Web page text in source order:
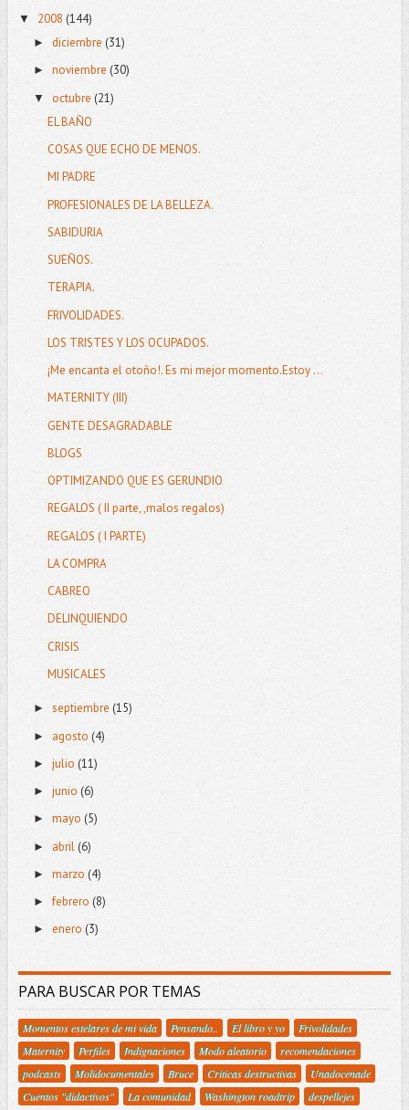
▼ 2008 (144)
► diciembre (31)
► noviembre (30)
▼ octubre (21)
EL BAÑO
COSAS QUE ECHO DE MENOS.
MI PADRE
PROFESIONALES DE LA BELLEZA.
SABIDURIA
SUEÑOS.
TERAPIA.
FRIVOLIDADES.
LOS TRISTES Y LOS OCUPADOS.
¡Me encanta el otoño!. Es mi mejor momento.Estoy ...
MATERNITY (III)
GENTE DESAGRADABLE
BLOGS
OPTIMIZANDO QUE ES GERUNDIO
REGALOS ( II parte, ,malos regalos)
REGALOS ( I PARTE)
LA COMPRA
CABREO
DELINQUIENDO
CRISIS
MUSICALES
► septiembre (15)
► agosto (4)
► julio (11)
► junio (6)
► mayo (5)
► abril (6)
► marzo (4)
►febrero (8)
► enero (3)
PARA BUSCAR POR TEMAS
Momentos estelares de mi vida Pensando.. El libro y yo
Frivolidades
Maternity
Perfiles Indignaciones Modo aleatorio
recomendaciones
podcasts
Molidocumentales Bruce Criticas destructivas
Unadocenade
Cuentos "didactivos"
La comunidad Washington roadtrip
despellejes